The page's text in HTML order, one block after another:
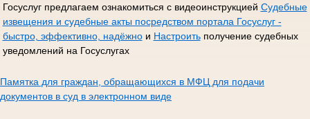
Госуслуг предлагаем ознакомиться с видеоинструкцией Судебные
извещения и судебные акты посредством портала Госуслуг -
быстро, эффективно, надёжнои Настроитьполучение судебных
уведомлений на Госуслугах
Памятка для граждан, обращающихся в МФЦ для подачи
документов в суд в электронном виде